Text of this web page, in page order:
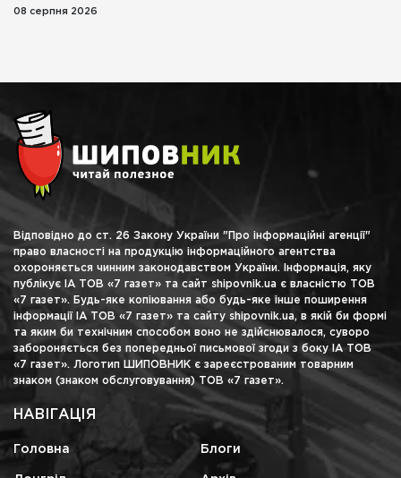
08 серпня 2026
Відповідно до ст. 26 Закону України "Про інформаційні агенції"
право власності на продукцію інформаційного агентства
охороняється чинним законодавством України. Інформація, яку
публікує ІА ТОВ «7 газет» та сайт shipovnik.ua є власністю ТОВ
«7 газет». Будь-яке копіювання або будь-яке інше поширення
інформації ІА ТОВ «7 газет» та сайту shipovnik.ua, в якій би формі
та яким би технічним способом воно не здійснювалося, суворо
забороняється без попередньої письмової згоди з боку ІА ТОВ
«7 газет». Логотип ШИПОВНИК є зареєстрованим товарним
знаком (знаком обслуговування) ТОВ «7 газет».
НАВІГАЦІЯ
Головна Блоги